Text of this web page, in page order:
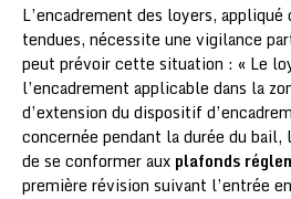
L’encadrement des loyers, appliqué
tendues, nécessite une vigilance
peut prévoir cette situation : « Le
l’encadrement applicable dans la
d’extension du dispositif
concernée pendant la durée du
de se conformer aux plafonds
première révision suivant l’entrée